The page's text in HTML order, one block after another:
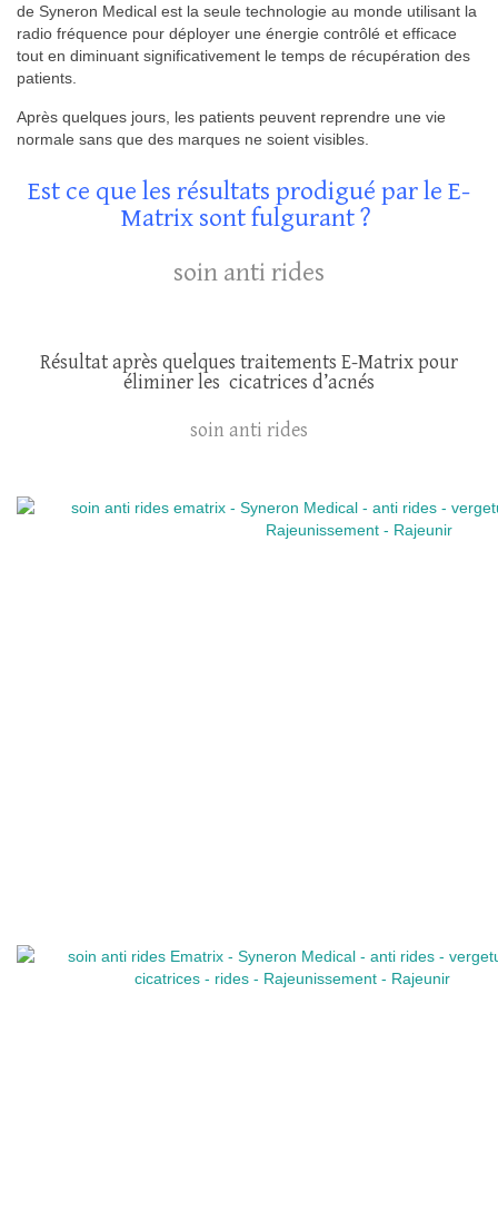
de Syneron Medical est la seule technologie au monde utilisant la
radio fréquence pour déployer une énergie contrôlé et efficace
tout en diminuant significativement le temps de récupération des
patients.
Après quelques jours, les patients peuvent reprendre une vie
normale sans que des marques ne soient visibles.
Est ce que les résultats prodigué par le E-
Matrix sont fulgurant ?
soin anti rides
Résultat après quelques traitements E-Matrix pour
éliminer les cicatrices d’acnés
soin anti rides